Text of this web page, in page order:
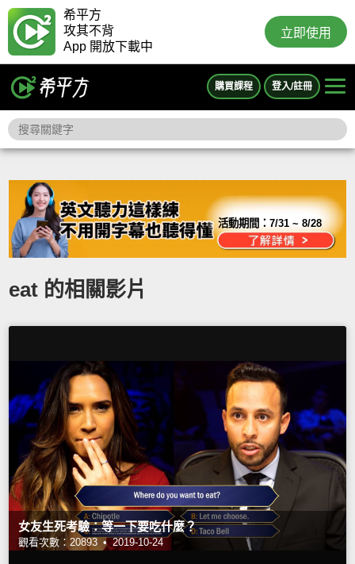
希平方
攻其不背
App 開放下載中
立即使用
購買課程 登入/註冊
活動期間：7/31 ~ 8/28
eat 的相關影片
女友生死考驗：等一下要吃什麼？
觀看次數：20893 • 2019-10-24